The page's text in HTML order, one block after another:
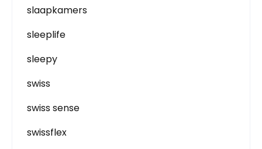
slaapkamers
sleeplife
sleepy
swiss
swiss sense
swissflex